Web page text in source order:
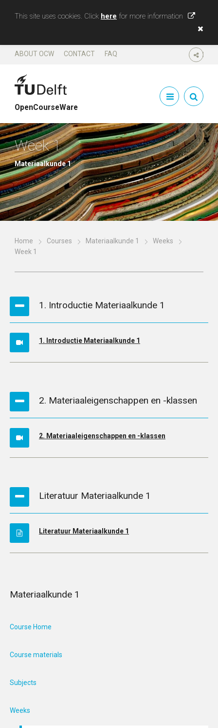
This site uses cookies. Click here for more information
SHARE
ABOUT OCW CONTACT FAQ
OpenCourseWare
Week 1
Materiaalkunde 1
Home Courses Materiaalkunde 1
Weeks
Week 1
1. Introductie Materiaalkunde 1
1. Introductie Materiaalkunde 1
2. Materiaaleigenschappen en -klassen
2. Materiaaleigenschappen en -klassen
Literatuur Materiaalkunde 1
Literatuur Materiaalkunde 1
Materiaalkunde 1
Course Home
Course materials
Subjects
Weeks